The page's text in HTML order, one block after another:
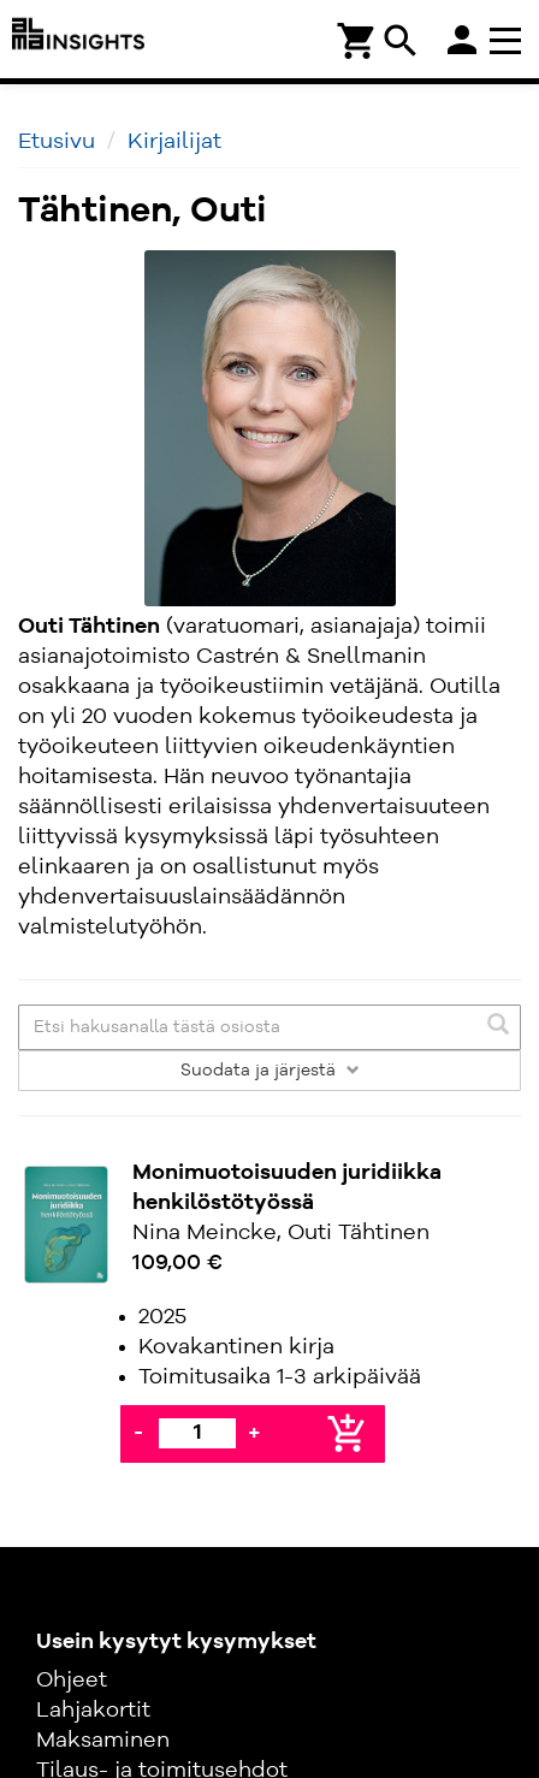
search
shopping_cart person
Etusivu Kirjailijat
Tähtinen, Outi
Outi Tähtinen (varatuomari, asianajaja) toimii
asianajotoimisto Castrén & Snellmanin
osakkaana ja työoikeustiimin vetäjänä. Outilla
on yli 20 vuoden kokemus työoikeudesta ja
työoikeuteen liittyvien oikeudenkäyntien
hoitamisesta. Hän neuvoo työnantajia
säännöllisesti erilaisissa yhdenvertaisuuteen
liittyvissä kysymyksissä läpi työsuhteen
elinkaaren ja on osallistunut myös
yhdenvertaisuuslainsäädännön
valmistelutyöhön.
Suodata ja järjestä
Monimuotoisuuden juridiikka
henkilöstötyössä
Nina Meincke, Outi Tähtinen
109,00 €
2025
Kovakantinen kirja
Toimitusaika 1-3 arkipäivää
- + add_shopping_cart
Usein kysytyt kysymykset
Ohjeet
Lahjakortit
Maksaminen
Tilaus- ja toimitusehdot